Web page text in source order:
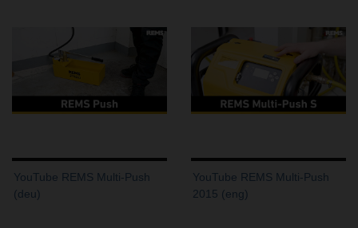
YouTube REMS Multi-Push
(deu)
YouTube REMS Multi-Push
2015 (eng)